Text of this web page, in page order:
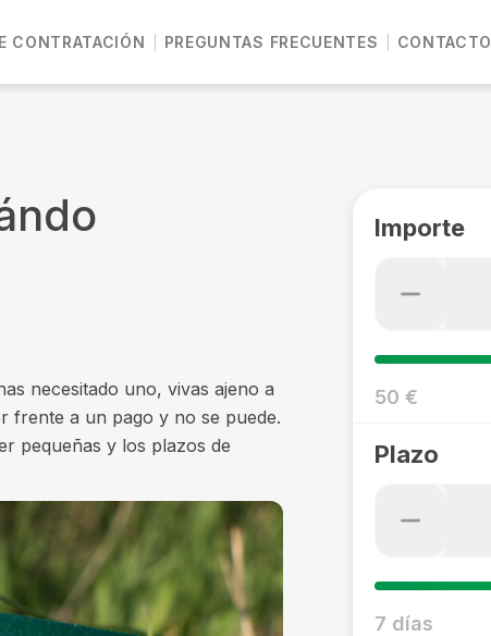
CONTRATACIÓN PREGUNTAS FRECUENTES CONTACTO
necesitado uno, vivas ajeno a
frente a un pago y no se puede.
pequeñas y los plazos de
Importe
50 €
Plazo
7 días